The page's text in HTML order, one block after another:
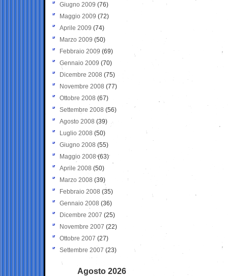
Giugno 2009 (76)
Maggio 2009 (72)
Aprile 2009 (74)
Marzo 2009 (50)
Febbraio 2009 (69)
Gennaio 2009 (70)
Dicembre 2008 (75)
Novembre 2008 (77)
Ottobre 2008 (67)
Settembre 2008 (56)
Agosto 2008 (39)
Luglio 2008 (50)
Giugno 2008 (55)
Maggio 2008(63)
Aprile 2008 (50)
Marzo 2008 (39)
Febbraio 2008 (35)
Gennaio 2008 (36)
Dicembre 2007 (25)
Novembre 2007 (22)
Ottobre 2007 (27)
Settembre 2007 (23)
Agosto 2026